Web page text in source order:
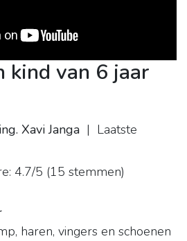
kind van 6 jaar
Xavi Janga | Laatste
4.7/5 (15 stemmen)
haren, vingers en schoenen